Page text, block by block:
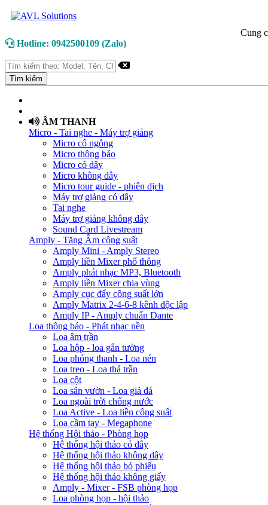
Cung
Hotline: 0942500109 (Zalo)
ÂM THANH
Micro - Tai nghe - Máy trợ giảng
Micro cổ ngỗng
Micro thông báo
Micro có dây
Micro không dây
Micro tour guide - phiên dịch
Máy trợ giảng có dây
Tai nghe
Máy trợ giảng không dây
Sound Card Livestream
Amply - Tăng Âm công suất
Amply Mini - Amply Stereo
Amply liền Mixer phổ thông
Amply phát nhạc MP3, Bluetooth
Amply liền Mixer chia vùng
Amply cục đẩy công suất lớn
Amply Matrix 2-4-6-8 kênh độc lập
Amply IP - Amply chuẩn Dante
Loa thông báo - Phát nhạc nền
Loa âm trần
Loa hộp - loa gắn tường
Loa phóng thanh - Loa nén
Loa treo - Loa thả trần
Loa cột
Loa sân vườn - Loa giả đá
Loa ngoài trời chống nước
Loa Active - Loa liền công suất
Loa cầm tay - Megaphone
Hệ thống Hội thảo - Phòng họp
Hệ thống hội thảo có dây
Hệ thống hội thảo không dây
Hệ thống hội thảo bỏ phiếu
Hệ thống hội thảo không giấy
Amply - Mixer - FSB phòng họp
Loa phòng họp - hội thảo